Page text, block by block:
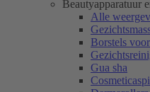
Beautyapparatuur
Alle
Borstels
Gua sha